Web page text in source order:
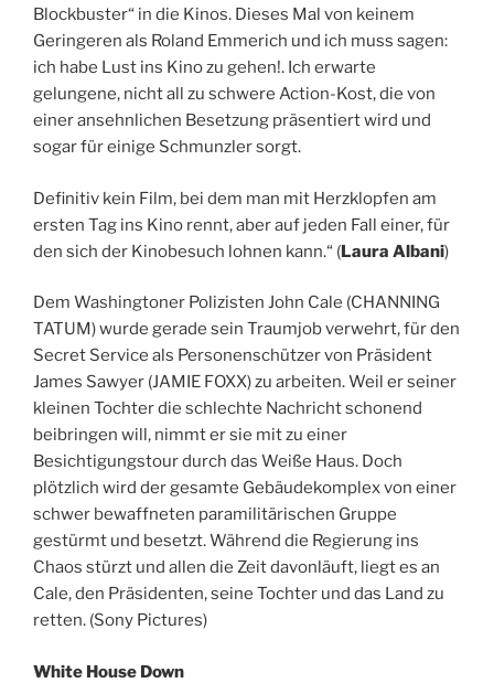
Blockbuster“ in die Kinos. Dieses Mal von keinem
Geringeren als Roland Emmerich und ich muss sagen:
ich habe Lust ins Kino zu gehen!. Ich erwarte
gelungene, nicht all zu schwere Action-Kost, die von
einer ansehnlichen Besetzung präsentiert wird und
sogar für einige Schmunzler sorgt.
Definitiv kein Film, bei dem man mit Herzklopfen am
ersten Tag ins Kino rennt, aber auf jeden Fall einer, für
den sich der Kinobesuch lohnen kann.“ (Laura Albani)
Dem Washingtoner Polizisten John Cale (CHANNING
TATUM) wurde gerade sein Traumjob verwehrt, für den
Secret Service als Personenschützer von Präsident
James Sawyer (JAMIE FOXX) zu arbeiten. Weil er seiner
kleinen Tochter die schlechte Nachricht schonend
beibringen will, nimmt er sie mit zu einer
Besichtigungstour durch das Weiße Haus. Doch
plötzlich wird der gesamte Gebäudekomplex von einer
schwer bewaffneten paramilitärischen Gruppe
gestürmt und besetzt. Während die Regierung ins
Chaos stürzt und allen die Zeit davonläuft, liegt es an
Cale, den Präsidenten, seine Tochter und das Land zu
retten. (Sony Pictures)
White House Down